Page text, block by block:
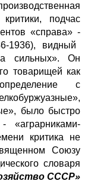
подчас
«справа» -
1936), видный
сильных». Он
товарищей как
с
было быстро
«аграрниками-
критика не
Союзу
словаря
СССР»